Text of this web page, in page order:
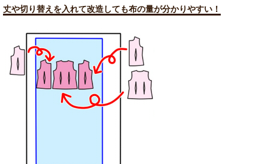
丈や切り替えを入れて改造しても布の量が分かりやすい！